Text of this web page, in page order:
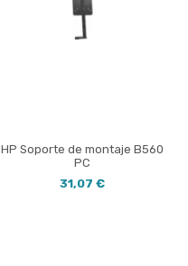
HP Soporte de montaje B560
PC
31,07 €